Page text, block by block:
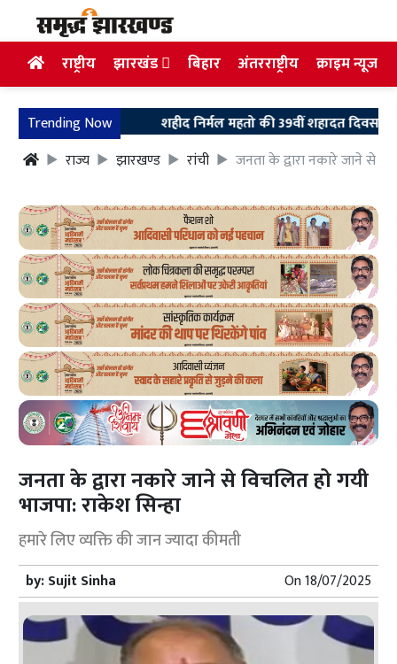
राष्ट्रीय झारखंड बिहार अंतरराष्ट्रीय क्राइम न्यूज
Trending Now
शहीद निर्मल महतो की 39वीं शहादत दिवस पर
राज्य
झारखण्ड रांची जनता के द्वारा नकारे जाने से
जनता के द्वारा नकारे जाने से विचलित हो गयी
भाजपा: राकेश सिन्हा
हमारे लिए व्यक्ति की जान ज्यादा कीमती
by:Sujit Sinha On18/07/2025